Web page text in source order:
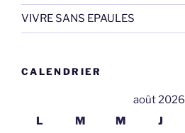
VIVRE SANS EPAULES
CALENDRIER
août 2026
L
M M J